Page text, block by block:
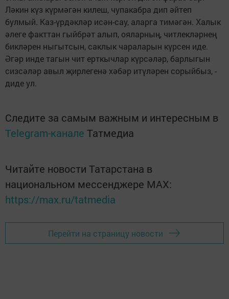
Ләкин күз күрмәгән килеш, чупакабра дип әйтеп
булмый. Каз-үрдәкләр исән-сау, аларга тимәгән. Халык
әлеге факттан гыйбрәт алып, ояларның, читлекләрнең
бикләрен ныгытсын, саклык чараларын күрсен иде.
Әгәр инде тагын чит ерткычлар күрсәләр, барлыгын
сизсәләр авыл җирлегенә хәбәр итүләрен сорыйбыз, -
диде ул.
Следите за самым важным и интересным в
Telegram-канале Татмедиа
Читайте новости Татарстана в
национальном мессенджере MАХ:
https://max.ru/tatmedia
Перейти на страницу новости